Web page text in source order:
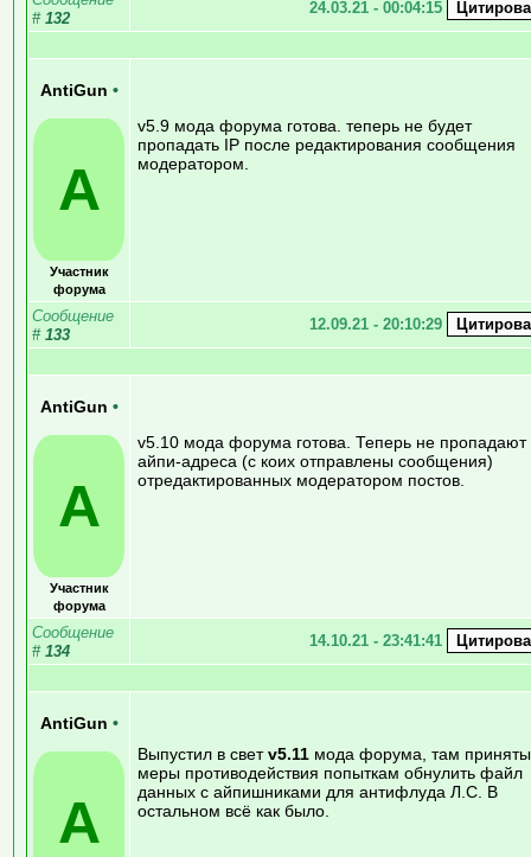
# 132
24.03.21 - 00:04:15
AntiGun •
A
Участник
форума
v5.9 мода форума готова. теперь не будет
пропадать IP после редактирования сообщения
модератором.
Сообщение
# 133
12.09.21 - 20:10:29
AntiGun •
A
Участник
форума
v5.10 мода форума готова. Теперь не пропадают
айпи-адреса (с коих отправлены сообщения)
отредактированных модератором постов.
Сообщение
# 134
14.10.21 - 23:41:41
AntiGun •
A
Выпустил в светv5.11 мода форума, там приняты
меры противодействия попыткам обнулить файл
данных с айпишниками для антифлуда Л.С. В
остальном всё как было.